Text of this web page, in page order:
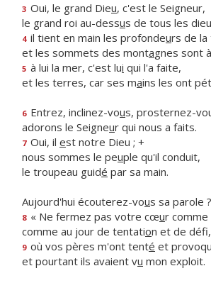
3 Oui, le grand Dieu, c'est le Seigneur,
le grand roi au-dessus de tous les
4 il tient en main les profondeurs de
et les sommets des montagnes sont
5 à lui la mer, c'est lui qui l'a faite,
et les terres, car ses mains les ont
6 Entrez, inclinez-vous, prosternez-
adorons le Seigneur qui nous a faits.
7 Oui, il est notre Dieu ; +
nous sommes le peuple qu'il conduit,
le troupeau guidé par sa main.
Aujourd'hui écouterez-vous sa parole
8 « Ne fermez pas votre cœur
comme au jour de tentation et de défi,
9 où vos pères m'ont tenté et
et pourtant ils avaient vu mon exploit.